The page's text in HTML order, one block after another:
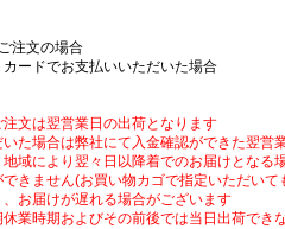
注文の場合
カードでお支払いいただいた場合
文は翌営業日の出荷となります
た場合は弊社にて入金確認ができた翌営
域により翌々日以降着でのお届けとなる
きません(お買い物カゴで指定いただいて
お届けが遅れる場合がございます
業時期およびその前後では当日出荷でき